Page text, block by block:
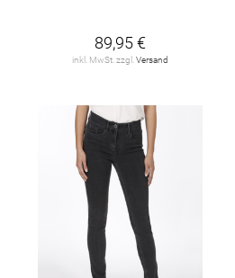
89,95 €
inkl. MwSt. zzgl. Versand